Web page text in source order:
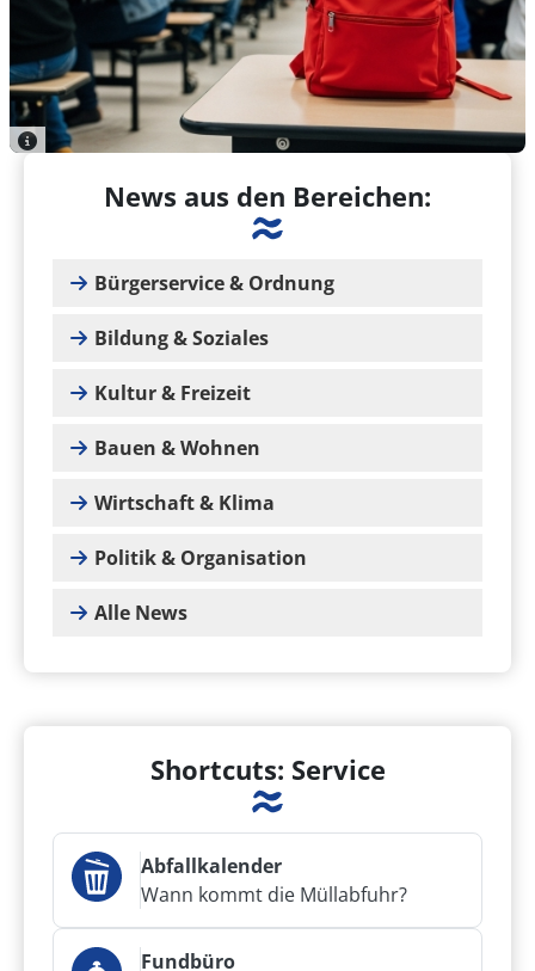
News aus den Bereichen:
Bürgerservice & Ordnung
Bildung & Soziales
Kultur & Freizeit
Bauen & Wohnen
Wirtschaft & Klima
Politik & Organisation
Alle News
Shortcuts: Service
Abfallkalender
Wann kommt die Müllabfuhr?
Fundbüro